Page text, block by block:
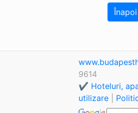
9614
✔️ Hoteluri,
utilizare